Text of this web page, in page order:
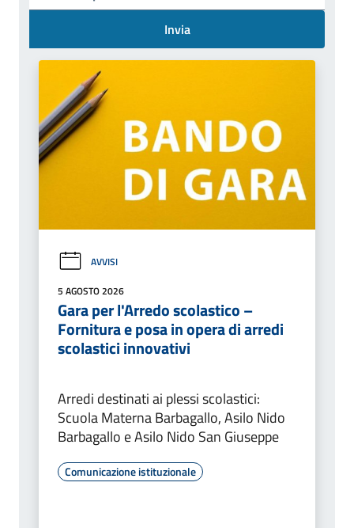
Invia
AVVISI
5 AGOSTO 2026
Gara per l'Arredo scolastico –
Fornitura e posa in opera di arredi
scolastici innovativi
Arredi destinati ai plessi scolastici:
Scuola Materna Barbagallo, Asilo Nido
Barbagallo e Asilo Nido San Giuseppe
Comunicazione istituzionale